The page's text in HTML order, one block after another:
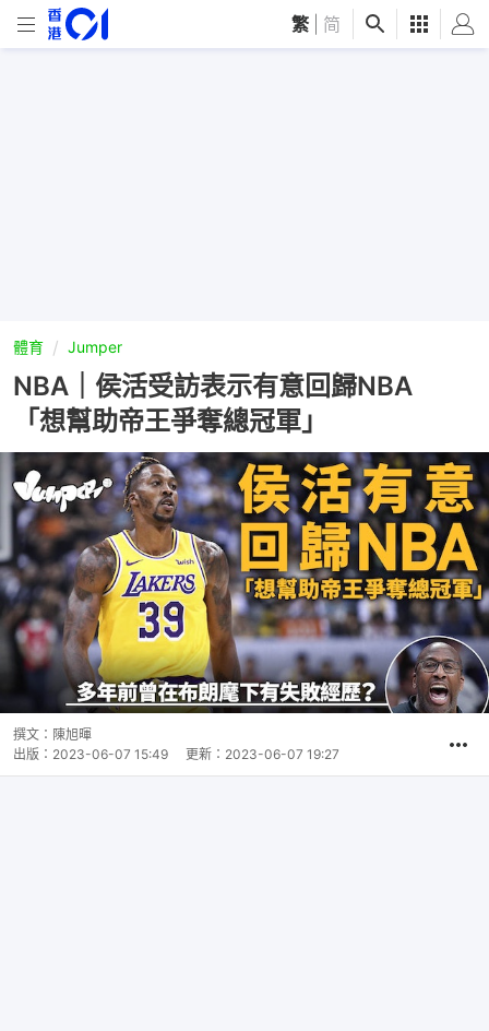
繁 简
體育 Jumper
NBA｜侯活受訪表示有意回歸NBA
「想幫助帝王爭奪總冠軍」
撰文： 陳旭暉
出版： 2023-06-07 15:49 更新： 2023-06-07 19:27